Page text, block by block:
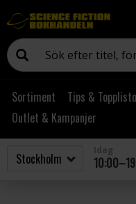
Sortiment Tips &
Outlet & Kampanjer